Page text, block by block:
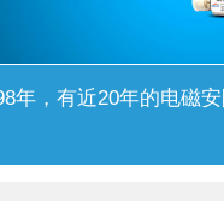
年，有近20年的电磁